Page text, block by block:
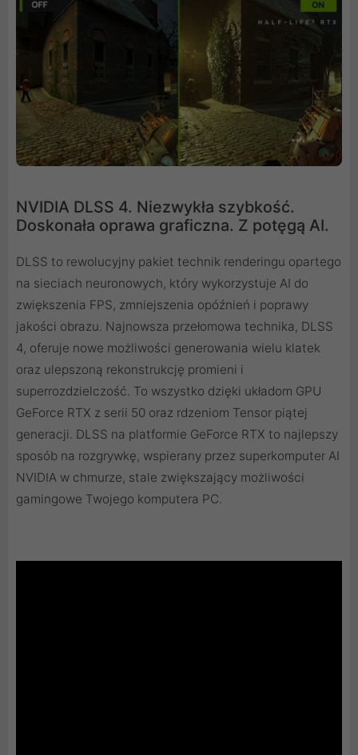
NVIDIA DLSS 4. Niezwykła szybkość.
Doskonała oprawa graficzna. Z potęgą AI.
DLSS to rewolucyjny pakiet technik renderingu opartego
na sieciach neuronowych, który wykorzystuje AI do
zwiększenia FPS, zmniejszenia opóźnień i poprawy
jakości obrazu. ‌Najnowsza przełomowa technika, DLSS
4, oferuje nowe możliwości generowania wielu klatek
oraz ulepszoną rekonstrukcję promieni i
superrozdzielczość. To wszystko dzięki układom GPU
GeForce RTX z serii 50 oraz rdzeniom Tensor piątej
generacji. DLSS na platformie GeForce RTX to najlepszy
sposób na rozgrywkę, wspierany przez superkomputer AI
NVIDIA w chmurze, stale zwiększający możliwości
gamingowe Twojego komputera PC.